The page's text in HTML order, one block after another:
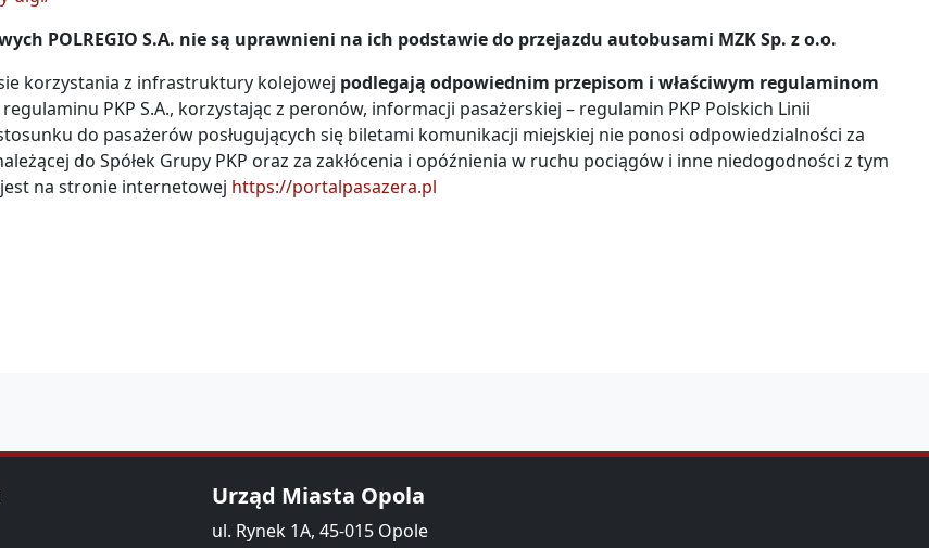
POLREGIO S.A. nie są uprawnieni na ich podstawie do przejazdu autobusami MZK Sp. z o.o.
korzystania z infrastruktury kolejowej podlegają odpowiednim przepisom i właściwym regulaminom
PKP S.A., korzystając z peronów, informacji pasażerskiej – regulamin PKP Polskich Linii
do pasażerów posługujących się biletami komunikacji miejskiej nie ponosi odpowiedzialności za
do Spółek Grupy PKP oraz za zakłócenia i opóźnienia w ruchu pociągów i inne niedogodności z tym
jest na stronie internetowej https://portalpasazera.pl
Urząd Miasta Opola
ul. Rynek 1A, 45-015 Opole